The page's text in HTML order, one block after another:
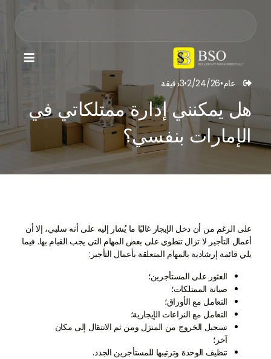

 عام•
2/24/26
•
3دقيقة
هل يمكنني إدارة ممتلكاتي في
الإمارات بنفسي؟
على الرغم من أن دخل الإيجار غالبًا ما يُشار إليه على أنه سلبي، إلا أن
أعمال التأجير لا تزال تنطوي على بعض المهام التي يجب القيام بها. فيما
يلي قائمة إرشادية بالمهام المتعلقة بأعمال التأجير:
العثور على المستأجرين؛
صيانة الممتلكات؛
التعامل مع الأوراق؛
التعامل مع النزاعات الإيجارية؛
تسجيل الخروج من المنزل ومن ثم الانتقال إلى مكان
آخر؛
تنظيف الوحدة وترتيبها للمستأجرين الجدد.